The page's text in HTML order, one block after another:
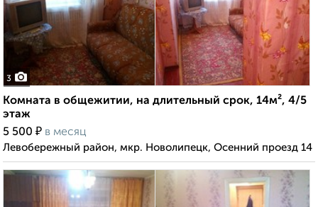
3
Комната в общежитии, на длительный срок, 14м², 4/5
этаж
5 500 ₽ в месяц
Левобережный район, мкр. Новолипецк, Осенний проезд 14